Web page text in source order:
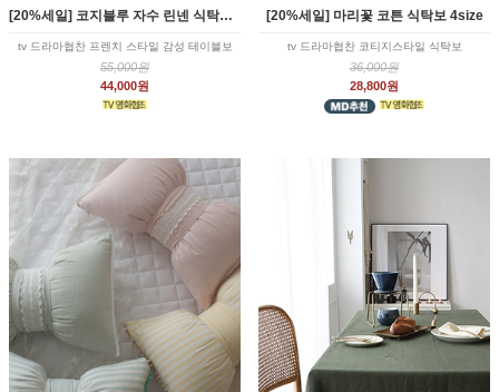
[20%세일] 코지블루 자수 린넨 식탁보 3size
tv 드라마협찬 프렌치 스타일 감성 테이블보
55,000원
44,000원
[20%세일] 마리꽃 코튼 식탁보 4size
tv 드라마협찬 코티지스타일 식탁보
36,000원
28,800원